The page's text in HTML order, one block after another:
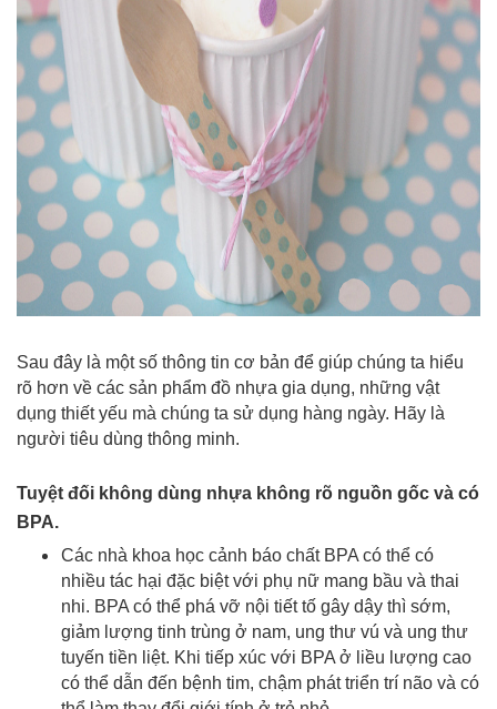
Sau đây là một số thông tin cơ bản để giúp chúng ta hiểu
rõ hơn về các sản phẩm đồ nhựa gia dụng, những vật
dụng thiết yếu mà chúng ta sử dụng hàng ngày. Hãy là
người tiêu dùng thông minh.
Tuyệt đối không dùng nhựa không rõ nguồn gốc và có
BPA.
Các nhà khoa học cảnh báo chất BPA có thể có
nhiều tác hại đặc biệt với phụ nữ mang bầu và thai
nhi. BPA có thể phá vỡ nội tiết tố gây dậy thì sớm,
giảm lượng tinh trùng ở nam, ung thư vú và ung thư
tuyến tiền liệt. Khi tiếp xúc với BPA ở liều lượng cao
có thể dẫn đến bệnh tim, chậm phát triển trí não và có